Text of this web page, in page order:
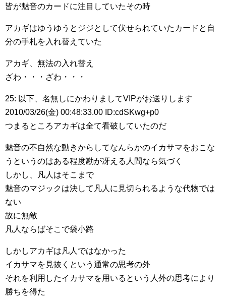
皆が魅音のカードに注目していたその時
アカギはゆうゆうとジジとして伏せられていたカードと自
分の手札を入れ替えていた
アカギ、無法の入れ替え
ざわ・・・ざわ・・・
25: 以下、名無しにかわりましてVIPがお送りします
2010/03/26(金) 00:48:33.00 ID:cdSKwg+p0
つまるところアカギは全て看破していたのだ
魅音の不自然な動きからしてなんらかのイカサマをおこな
うというのはある程度勘が冴える人間なら気づく
しかし、凡人はそこまで
魅音のマジックは決して凡人に見切られるような代物では
ない
故に無敵
凡人ならばそこで袋小路
しかしアカギは凡人ではなかった
イカサマを見抜くという通常の思考の外
それを利用したイカサマを用いるという人外の思考により
勝ちを得た